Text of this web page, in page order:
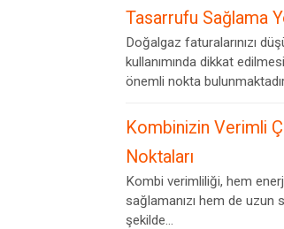
Tasarrufu Sağlama
Doğalgaz faturalarınızı
kullanımında dikkat
önemli nokta
Kombinizin Verimli
Noktaları
Kombi verimliliği, hem
sağlamanızı hem de uzun
şekilde...